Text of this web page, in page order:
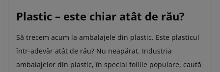
Plastic – este chiar atât de rău?
Să trecem acum la ambalajele din plastic. Este plasticul
într-adevăr atât de rău? Nu neapărat. Industria
ambalajelor din plastic, în special foliile populare, caută